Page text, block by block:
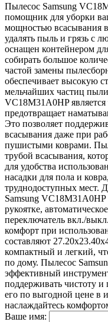
Пылесос Samsung
помощник для уборки
мощностью всасывания
удалять пыль и грязь с
оснащен контейнером
собирать большое
частой замены
обеспечивает высокую
мельчайших частиц
VC18M31A0HP
предотвращает
Это позволяет
всасывания даже при
пушистыми коврами.
трубой всасывания,
для удобства
насадки для пола и
труднодоступных мест.
Samsung
рукоятке,
переключатель вкл./
комфорт при
составляют
компактный и легкий,
по дому. Пылесос
эффективный
поддерживать чистоту
его по выгодной цене в
наслаждайтесь
Ваше имя: